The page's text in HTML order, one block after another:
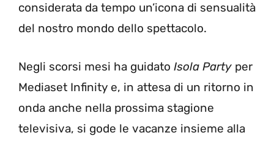
considerata da tempo un’icona di sensualità
del nostro mondo dello spettacolo.
Negli scorsi mesi ha guidato Isola Party per
Mediaset Infinity e, in attesa di un ritorno in
onda anche nella prossima stagione
televisiva, si gode le vacanze insieme alla